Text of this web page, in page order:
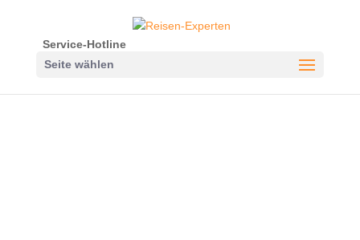
Service-Hotline
Seite wählen